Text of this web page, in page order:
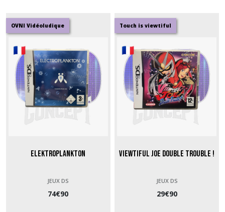
OVNI Vidéoludique
Elektroplankton
JEUX DS
74€90
Touch is viewtiful
Viewtiful Joe Double Trouble !
JEUX DS
29€90